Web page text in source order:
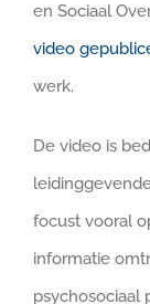
en Sociaal
video
werk.
De video is
focust vooral
informatie
psychosociaal